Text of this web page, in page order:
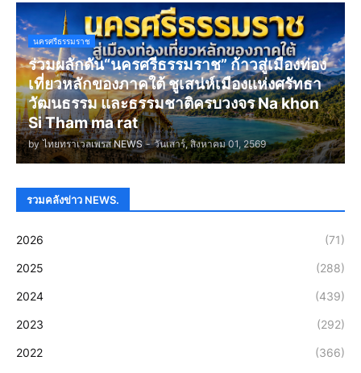
นครศรีธรรมราช
ร่วมผลักดัน“นครศรีธรรมราช” ก้าวสู่เมืองท่อง
เที่ยวหลักของภาคใต้ ชูเสน่ห์เมืองแห่งศรัทธา
วัฒนธรรม และธรรมชาติครบวงจร Na khon
Si Tham ma rat
by ไทยทราเวลเพรส NEWS - วันเสาร์, สิงหาคม 01, 2569
รวมคลังข่าว NEWS.
2026 (71)
2025 (288)
2024 (439)
2023 (292)
2022 (366)